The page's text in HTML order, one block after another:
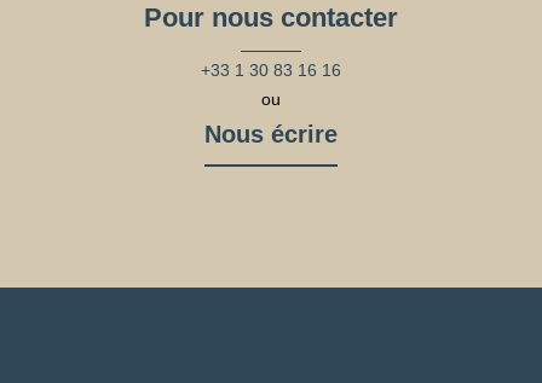
Pour nous contacter
+33 1 30 83 16 16
ou
Nous écrire